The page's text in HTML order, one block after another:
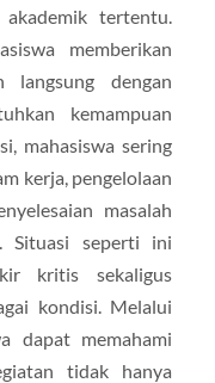
tertentu.
memberikan
langsung dengan
kemampuan
mahasiswa sering
kerja, pengelolaan
masalah
Situasi seperti ini
kritis sekaligus
kondisi. Melalui
dapat memahami
tidak hanya